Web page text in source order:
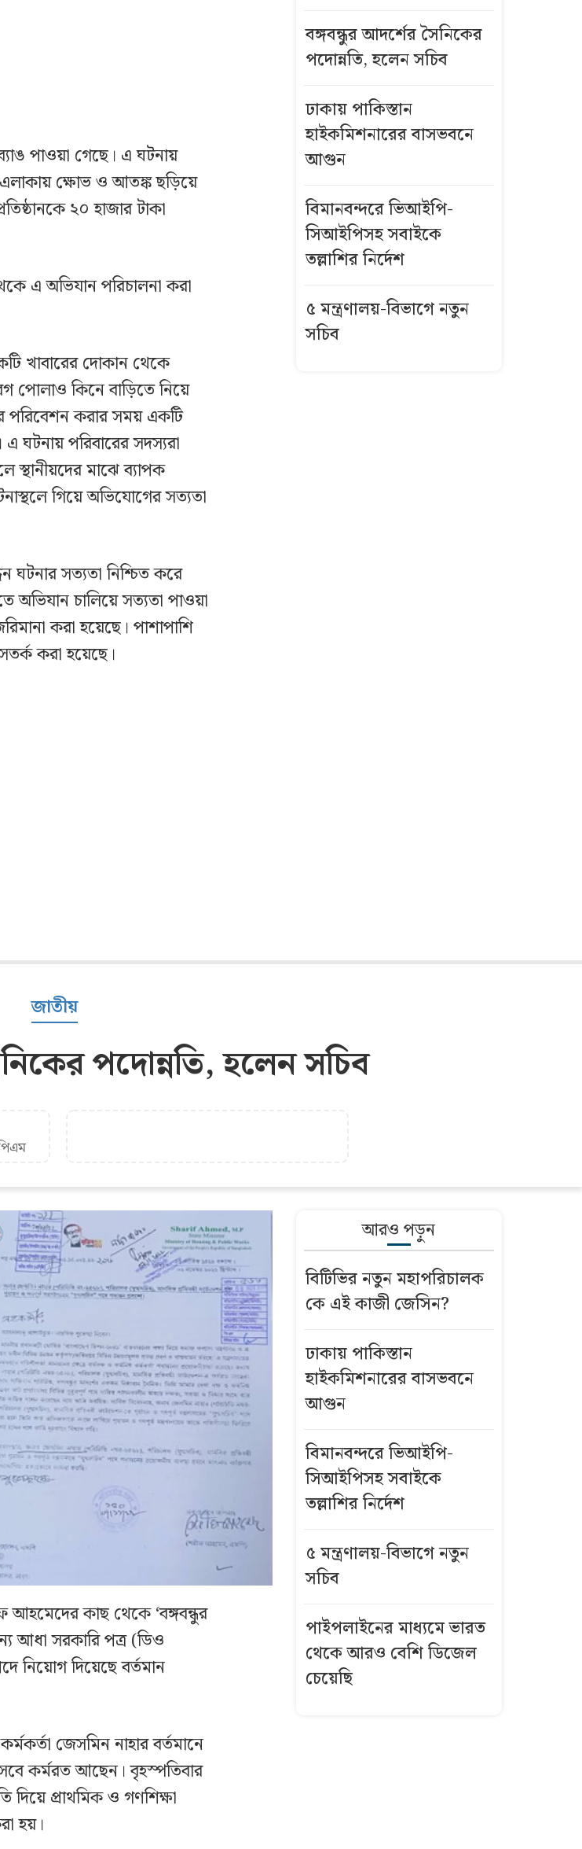
পাওয়া গেছে। এ ঘটনায়
এলাকায় ক্ষোভ ও আতঙ্ক ছড়িয়ে
২০ হাজার টাকা
এ অভিযান পরিচালনা করা
খাবারের দোকান থেকে
কিনে বাড়িতে নিয়ে
পরিবেশন করার সময় একটি
ঘটনায় পরিবারের সদস্যরা
মাঝে ব্যাপক
গিয়ে অভিযোগের সত্যতা
ঘটনার সত্যতা নিশ্চিত করে
অভিযান চালিয়ে সত্যতা পাওয়া
করা হয়েছে। পাশাপাশি
করা হয়েছে।
মসজিদের মাইক
নিয়ে অমিত
এমপির বৈঠক
সিআইপিসহ
সবাইকে তল্লাশির
নির্দেশ
আ.লীগ নেতার
বঙ্গবন্ধুর আদর্শের সৈনিকের
পদোন্নতি, হলেন সচিব
ঢাকায় পাকিস্তান
হাইকমিশনারের বাসভবনে
আগুন
বিমানবন্দরে ভিআইপি-
সিআইপিসহ সবাইকে
তল্লাশির নির্দেশ
৫ মন্ত্রণালয়-বিভাগে নতুন
সচিব
জাতীয়
পদোন্নতি, হলেন সচিব
কাছ থেকে ‘বঙ্গবন্ধুর
আধা সরকারি পত্র (ডিও
নিয়োগ দিয়েছে বর্তমান
জেসমিন নাহার বর্তমানে
কর্মরত আছেন। বৃহস্পতিবার
প্রাথমিক ও গণশিক্ষা
হয়।
আরও পড়ুন
বিটিভির নতুন মহাপরিচালক
কে এই কাজী জেসিন?
ঢাকায় পাকিস্তান
হাইকমিশনারের বাসভবনে
আগুন
বিমানবন্দরে ভিআইপি-
সিআইপিসহ সবাইকে
তল্লাশির নির্দেশ
৫ মন্ত্রণালয়-বিভাগে নতুন
সচিব
পাইপলাইনের মাধ্যমে ভারত
থেকে আরও বেশি ডিজেল
চেয়েছি